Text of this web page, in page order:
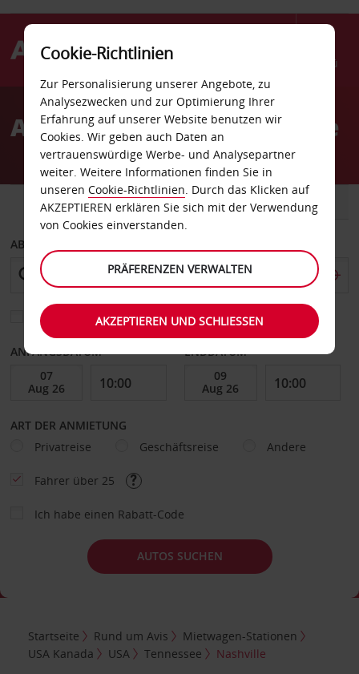
Menü
AvisAutovermietung Nashville
FAHRZEUG TRANSPORTER
ABHOLEN VON
Eine andere Rückgabestation auswählen
ANFANGSDATUM ENDDATUM
ART DER ANMIETUNG
Privatreise
Geschäftsreise Andere
Fahrer über 25
Ich habe einen Rabatt-Code
AUTOS SUCHEN
Startseite Rund um Avis
Mietwagen-Stationen
USA Kanada
USA Tennessee Nashville
Cookie-Richtlinien
Zur Personalisierung unserer Angebote, zu
Analysezwecken und zur Optimierung Ihrer
Erfahrung auf unserer Website benutzen wir
Cookies. Wir geben auch Daten an
vertrauenswürdige Werbe- und Analysepartner
weiter. Weitere Informationen finden Sie in
unseren Cookie-Richtlinien. Durch das Klicken auf
AKZEPTIEREN erklären Sie sich mit der Verwendung
von Cookies einverstanden.
PRÄFERENZEN VERWALTEN
AKZEPTIEREN UND SCHLIESSEN